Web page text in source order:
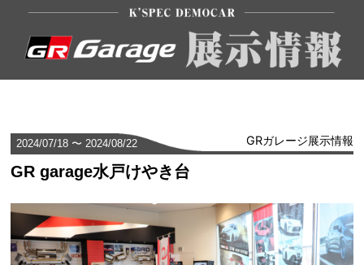
2024/07/18 〜 2024/08/22 GRガレージ展示情報
GR garage水戸けやき台